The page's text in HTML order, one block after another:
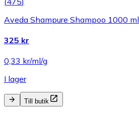
Aveda Shampure Shampoo 1000 ml
325 kr
0,33 kr/ml/g
I lager
Till butik